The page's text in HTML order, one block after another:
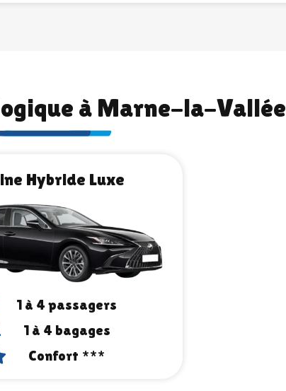
à Marne-la-Vallée
Hybride Luxe
1 à 4 passagers
1 à 4 bagages
Confort ***